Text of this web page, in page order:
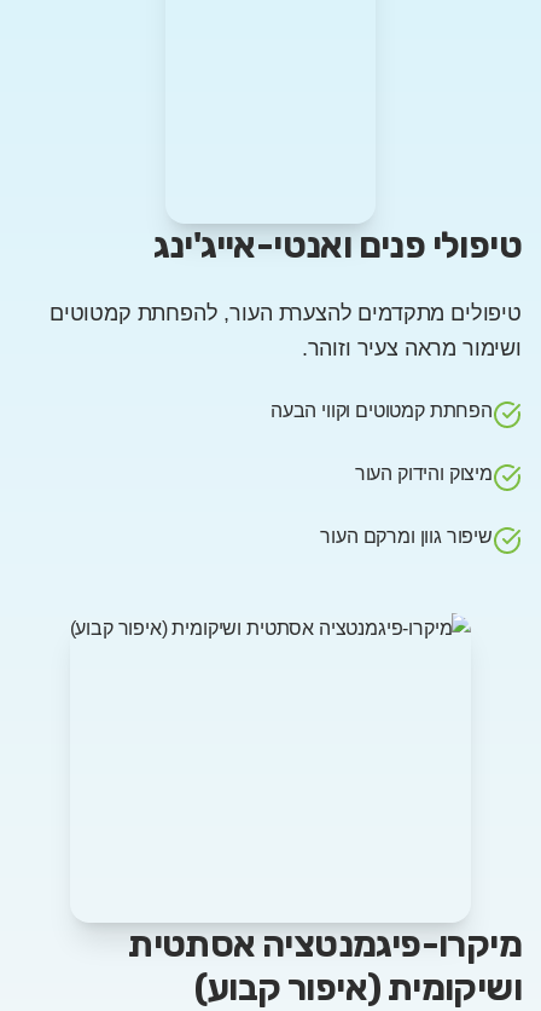
טיפולי פנים ואנטי-אייג'ינג
טיפולים מתקדמים להצערת העור, להפחתת קמטוטים
ושימור מראה צעיר וזוהר.
הפחתת קמטוטים וקווי הבעה
מיצוק והידוק העור
שיפור גוון ומרקם העור
מיקרו-פיגמנטציה אסתטית
ושיקומית (איפור קבוע)